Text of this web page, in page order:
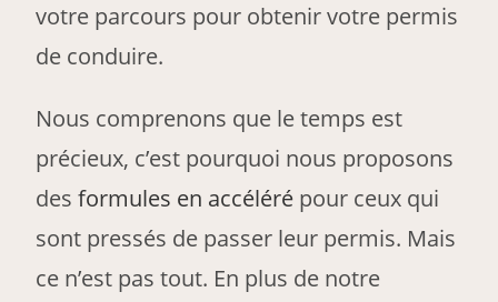
votre parcours pour obtenir votre permis
de conduire.
Nous comprenons que le temps est
précieux, c’est pourquoi nous proposons
desformules en accéléré pour ceux qui
sont pressés de passer leur permis. Mais
ce n’est pas tout. En plus de notre